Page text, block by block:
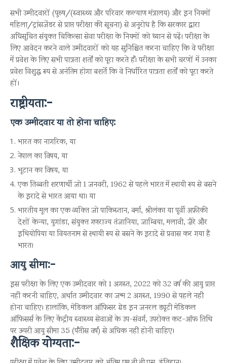
सभी उम्मीदवारों (पुरुष/(स्वास्थ्य और परिवार कल्याण मंत्रालय) और इन नियमों
महिला/ट्रांसजेंडर से प्राप्त परीक्षा की सूचना) से अनुरोध है कि सरकार द्वारा
अधिसूचित संयुक्त चिकित्सा सेवा परीक्षा के नियमों को ध्यान से पढ़ें। परीक्षा के
लिए आवेदन करने वाले उम्मीदवारों को यह सुनिश्चित करना चाहिए कि वे परीक्षा
में प्रवेश के लिए सभी पात्रता शर्तों को पूरा करते हैं। परीक्षा के सभी चरणों में उनका
प्रवेश विशुद्ध रूप से अनंतिम होगा बशर्ते कि वे निर्धारित पात्रता शर्तों को पूरा करते
हों।
राष्ट्रीयता:-
एक उम्मीदवार या तो होना चाहिए:
भारत का नागरिक, या
नेपाल का विषय, या
भूटान का विषय, या
एक तिब्बती शरणार्थी जो 1 जनवरी, 1962 से पहले भारत में स्थायी रूप से बसने
के इरादे से भारत आया था। या
भारतीय मूल का एक व्यक्ति जो पाकिस्तान, बर्मा, श्रीलंका या पूर्वी अफ्रीकी
देशों केन्या, युगांडा, संयुक्त गणराज्य तंजानिया, जाम्बिया, मलावी, ज़ैरे और
इथियोपिया या वियतनाम से स्थायी रूप से बसने के इरादे से प्रवास कर गया है
भारत।
आयु सीमा:-
इस परीक्षा के लिए एक उम्मीदवार को 1 अगस्त, 2022 को 32 वर्ष की आयु प्राप्त
नहीं करनी चाहिए, अर्थात उम्मीदवार का जन्म 2 अगस्त, 1990 से पहले नहीं
होना चाहिए। हालांकि, मेडिकल ऑफिसर ग्रेड इन जनरल ड्यूटी मेडिकल
ऑफिसर्स के लिए केंद्रीय स्वास्थ्य सेवाओं के उप-संवर्ग, उपरोक्त कट-ऑफ तिथि
पर ऊपरी आयु सीमा 35 (पैंतीस वर्ष) से अधिक नहीं होनी चाहिए।
शैक्षिक योग्यता:-